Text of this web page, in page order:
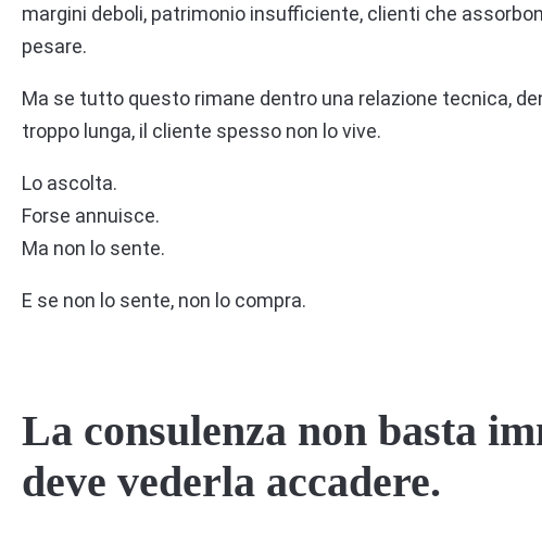
margini deboli, patrimonio insufficiente, clienti che
pesare.
Ma se tutto questo rimane dentro una relazione tecnica,
troppo lunga, il cliente spesso non lo vive.
Lo ascolta.
Forse annuisce.
Ma non lo sente.
E se non lo sente, non lo compra.
La consulenza non basta
deve vederla accadere.